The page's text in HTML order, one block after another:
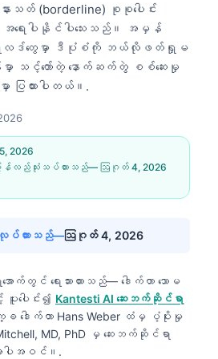
းသတ် (borderline) စုစုပေါင်း
ရေးပါနိုင်ပါသေးသည်။ အမှန်
လဒ်တွေမှာ ဒီပုံစံကို ဘယ်လိုဖတ်ရှုမ
မှာ သင့်တော်တဲ့ နောက်ဆက်တွဲ စစ်ဆေးမှု
ြထားပါတယ်။.
2026
န်လည်သုံးသပ်ထားသည်— ဩဂုတ် 4, 2026
ပ်ထားသည်—ဩဂုတ် 4, 2026
ာက်တွင် ရေးသားထားသည်— ဒေါက်တာ သောမ
းပေါင်း၍ Kantesti AI ဆေးဘက်ဆိုင်ရာ
က္ခ ဒေါက်တာ Hans Weber ထံမှ ပံ့ပိုးမှု
Mitchell, MD, PhD မှ ဆေးဘက်ဆိုင်ရာ
ပါအဝင်။.